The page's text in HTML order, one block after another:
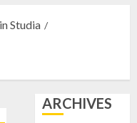
Studia
ARCHIVES